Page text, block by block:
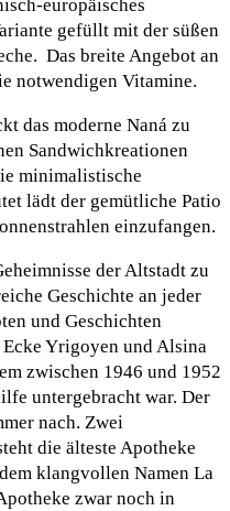
europäisches
gefüllt mit der süßen
Das breite Angebot an
notwendigen Vitamine.
das moderne Naná zu
Sandwichkreationen
minimalistische
lädt der gemütliche Patio
einzufangen.
der Altstadt zu
Geschichte an jeder
und Geschichten
Yrigoyen und Alsina
zwischen 1946 und 1952
untergebracht war. Der
nach. Zwei
die älteste Apotheke
klangvollen Namen La
zwar noch in